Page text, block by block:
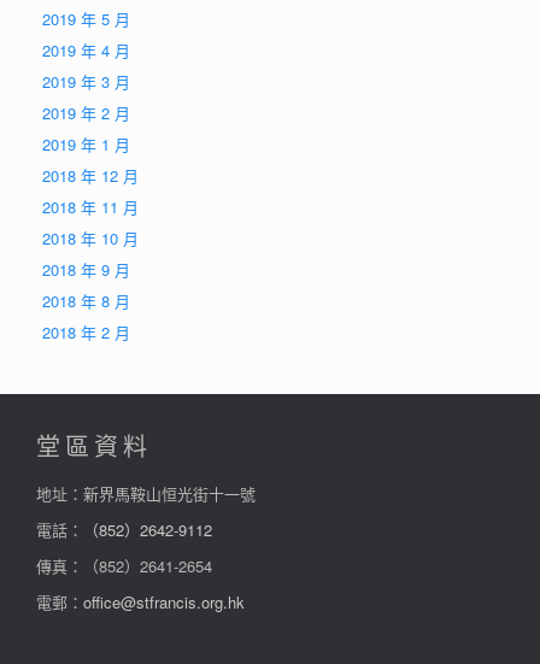
2019 年 5 月
2019 年 4 月
2019 年 3 月
2019 年 2 月
2019 年 1 月
2018 年 12 月
2018 年 11 月
2018 年 10 月
2018 年 9 月
2018 年 8 月
2018 年 2 月
堂區資料
地址：新界馬鞍山恒光街十一號
電話：
（852）2642-9112
傳真：（852）2641-2654
電郵： office@stfrancis.org.hk